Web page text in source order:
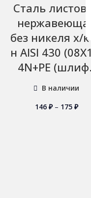
Сталь
без никеля х/
н AISI 430
4N+PE
В наличии
146 ₽ – 175 ₽